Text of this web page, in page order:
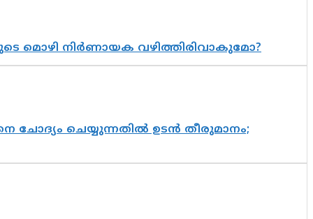
മൊഴി നിർണായക വഴിത്തിരിവാകുമോ?
ചെയ്യുന്നതിൽ ഉടൻ തീരുമാനം;